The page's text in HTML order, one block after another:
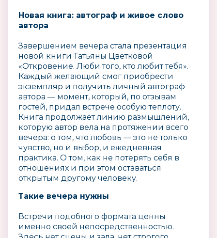
Новая книга: автограф и живое слово
автора
Завершением вечера стала презентация
новой книги Татьяны Цветковой
«Откровение. Люби того, кто любит тебя».
Каждый желающий смог приобрести
экземпляр и получить личный автограф
автора — момент, который, по отзывам
гостей, придал встрече особую теплоту.
Книга продолжает линию размышлений,
которую автор вела на протяжении всего
вечера: о том, что любовь — это не только
чувство, но и выбор, и ежедневная
практика. О том, как не потерять себя в
отношениях и при этом оставаться
открытым другому человеку.
Такие вечера нужны
Встречи подобного формата ценны
именно своей непосредственностью.